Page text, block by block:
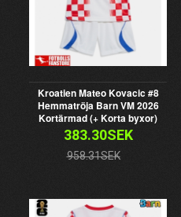
Kroatien Mateo Kovacic #8
Hemmatröja Barn VM 2026
Kortärmad (+ Korta byxor)
383.30SEK
958.31SEK